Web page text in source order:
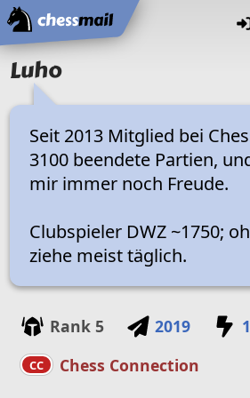
Home
Luho
Seit 2013 Mitglied bei
3100 beendete Partien,
mir immer noch Freude.
Clubspieler DWZ ~1750;
ziehe meist täglich.
Rank 5 2019
CC Chess Connection